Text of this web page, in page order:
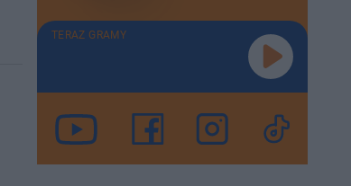
TERAZ GRAMY